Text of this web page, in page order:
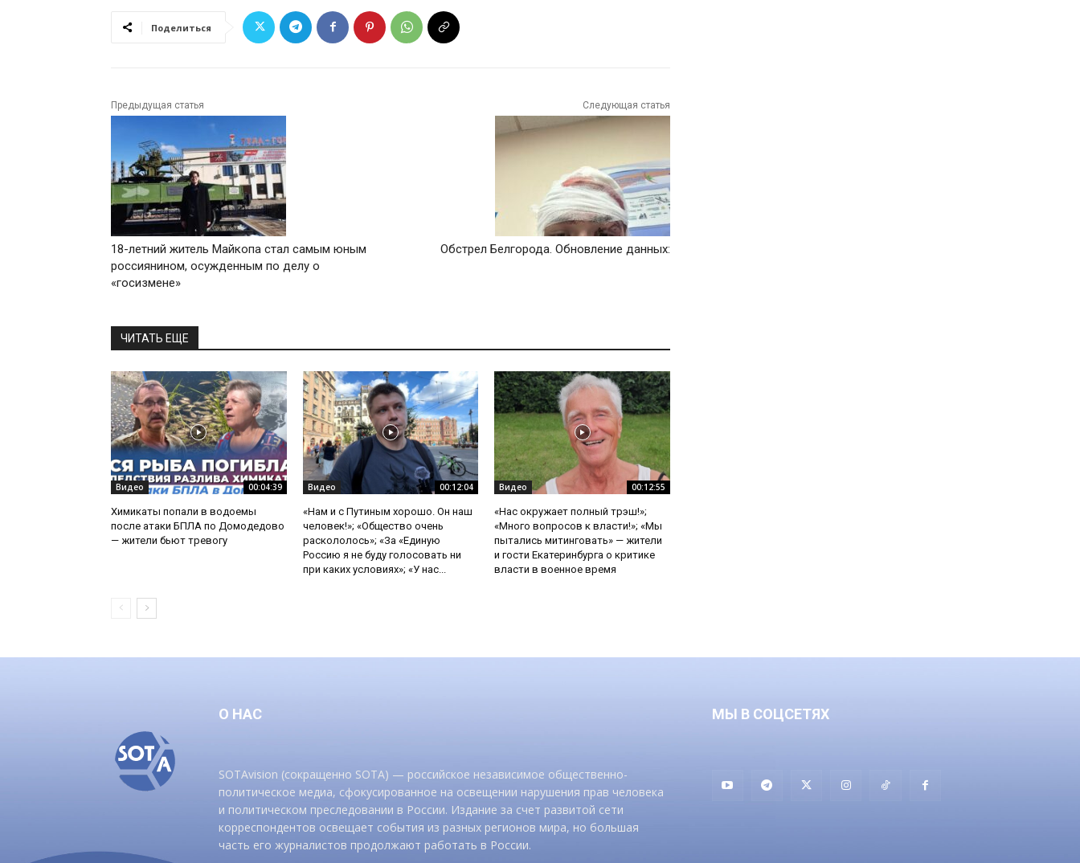
Поделиться
Предыдущая статья
18-летний житель Майкопа стал самым юным
россиянином, осужденным по делу о
«госизмене»
Следующая статья
Обстрел Белгорода. Обновление данных:
ЧИТАТЬ ЕЩЕ
Видео 00:04:39
Химикаты попали в водоемы
после атаки БПЛА по Домодедово
— жители бьют тревогу
Видео 00:12:04
«Нам и с Путиным хорошо. Он наш
человек!»; «Общество очень
раскололось»; «За «Единую
Россию я не буду голосовать ни
при каких условиях»; «У нас...
Видео 00:12:55
«Нас окружает полный трэш!»;
«Много вопросов к власти!»; «Мы
пытались митинговать» — жители
и гости Екатеринбурга о критике
власти в военное время
О НАС
SOTAvision (сокращенно SOTA) — российское независимое общественно-
политическое медиа, сфокусированное на освещении нарушения прав человека
и политическом преследовании в России. Издание за счет развитой сети
корреспондентов освещает события из разных регионов мира, но большая
часть его журналистов продолжают работать в России.
МЫ В СОЦСЕТЯХ